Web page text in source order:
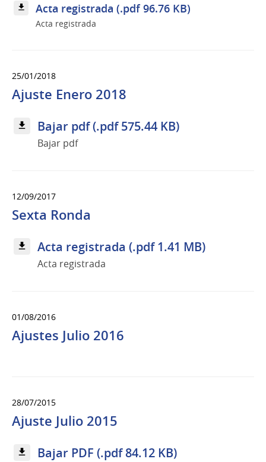
Acta registrada (.pdf 96.76 KB)
Acta registrada
25/01/2018
Ajuste Enero 2018
Bajar pdf (.pdf 575.44 KB)
Bajar pdf
12/09/2017
Sexta Ronda
Acta registrada (.pdf 1.41 MB)
Acta registrada
01/08/2016
Ajustes Julio 2016
28/07/2015
Ajuste Julio 2015
Bajar PDF (.pdf 84.12 KB)